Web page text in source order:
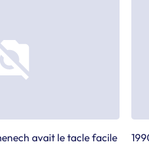
avait le tacle facile